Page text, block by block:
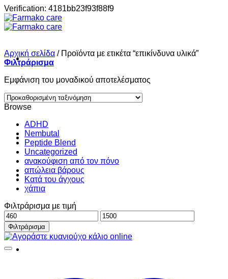
Verification: 4181bb23f93f88f9Μετάβαση
Σπίτι
Shop
About
Contact
Αρχική σελίδα /Προϊόντα με ετικέτα “επικίνδυνα υλικά”
Φιλτράρισμα
Εμφάνιση του μοναδικού αποτελέσματος
Browse
ADHD
Nembutal
Peptide Blend
Uncategorized
ανακούφιση από τον πόνο
απώλεια βάρους
Κατά του άγχους
χάπια
Φιλτράρισμα με τιμή
Ελάχιστη
τιμή
Μέγιστη
τιμή
Φιλτράρισμα